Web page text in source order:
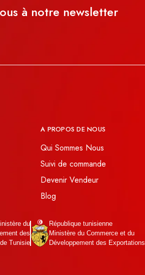
à notre newsletter
A PROPOS DE NOUS
Qui Sommes Nous
Suivi de commande
Devenir Vendeur
Blog
du
des
Tunisie
République tunisienne
Ministère du Commerce et du
Développement des Exportations